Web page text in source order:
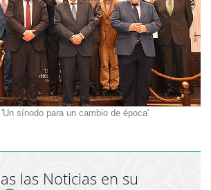
sínodo para un cambio de época'
las Noticias en su